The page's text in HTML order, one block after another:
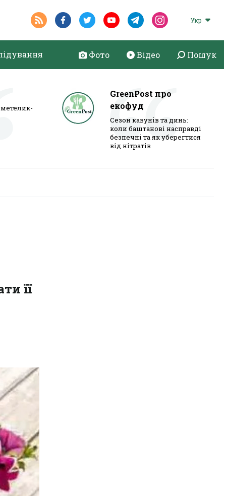
Укр
Фото Відео Пошук
GreenPost про
екофуд
Сезон кавунів та динь:
коли баштанові насправді
безпечні та як уберегтися
від нітратів
її